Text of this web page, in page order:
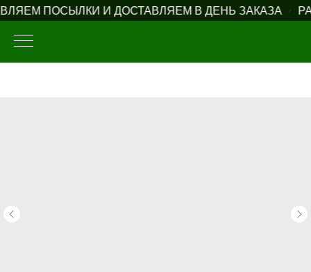
ПОСЫЛКИ И ДОСТАВЛЯЕМ В ДЕНЬ ЗАКАЗА